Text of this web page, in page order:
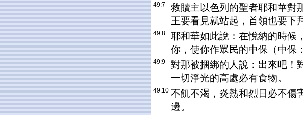
49:7
救贖主以色列的聖者耶和華對
王要看見就站起，首領也要下
49:8
耶和華如此說：在悅納的時候
你，使你作眾民的中保（中保
49:9
對那被捆綁的人說：出來吧！
一切淨光的高處必有食物。
49:10 不飢不渴，炎熱和烈日必不傷
邊。